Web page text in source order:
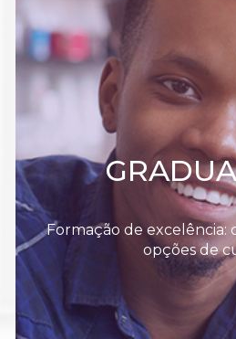
Formação de excelência:
opções de